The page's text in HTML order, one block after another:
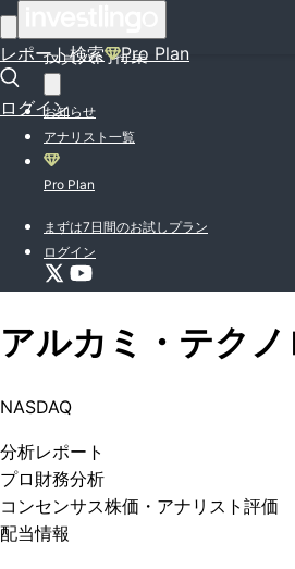
レポート検索 Pro Plan
ログイン
投資入門特集
お知らせ
アナリスト一覧
Pro Plan
まずは7日間のお試しプラン
ログイン
アルカミ・テク
NASDAQ
分析レポート
プロ 財務分析
コンセンサス株価 ・アナリスト評価
配当情報